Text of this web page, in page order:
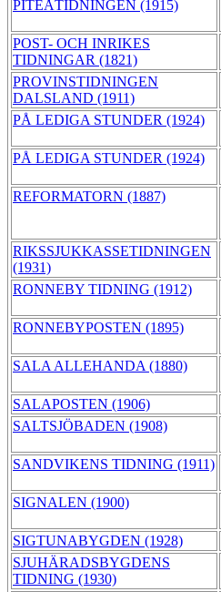
PITEÅTIDNINGEN (1915)
POST- OCH INRIKES
TIDNINGAR (1821)
PROVINSTIDNINGEN
DALSLAND (1911)
PÅ LEDIGA STUNDER (1924)
PÅ LEDIGA STUNDER (1924)
REFORMATORN (1887)
RIKSSJUKKASSETIDNINGEN
(1931)
RONNEBY TIDNING (1912)
RONNEBYPOSTEN (1895)
SALA ALLEHANDA (1880)
SALAPOSTEN (1906)
SALTSJÖBADEN (1908)
SANDVIKENS TIDNING (1911)
SIGNALEN (1900)
SIGTUNABYGDEN (1928)
SJUHÄRADSBYGDENS
TIDNING (1930)